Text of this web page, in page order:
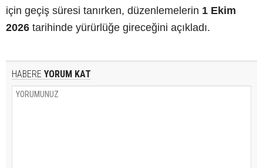
için geçiş süresi tanırken, düzenlemelerin 1 Ekim
2026 tarihinde yürürlüğe gireceğini açıkladı.
HABERE YORUM KAT